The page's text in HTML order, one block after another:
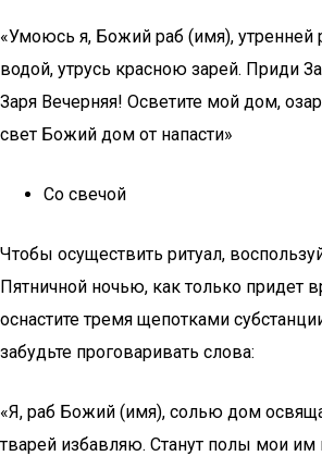
«Умоюсь я, Божий раб (имя), утренней
водой, утрусь красною зарей. Приди
Заря Вечерняя! Осветите мой дом,
свет Божий дом от напасти»
Со свечой
Чтобы осуществить ритуал,
Пятничной ночью, как только придет
оснастите тремя щепотками
забудьте проговаривать слова:
«Я, раб Божий (имя), солью дом
тварей избавляю. Станут полы мои